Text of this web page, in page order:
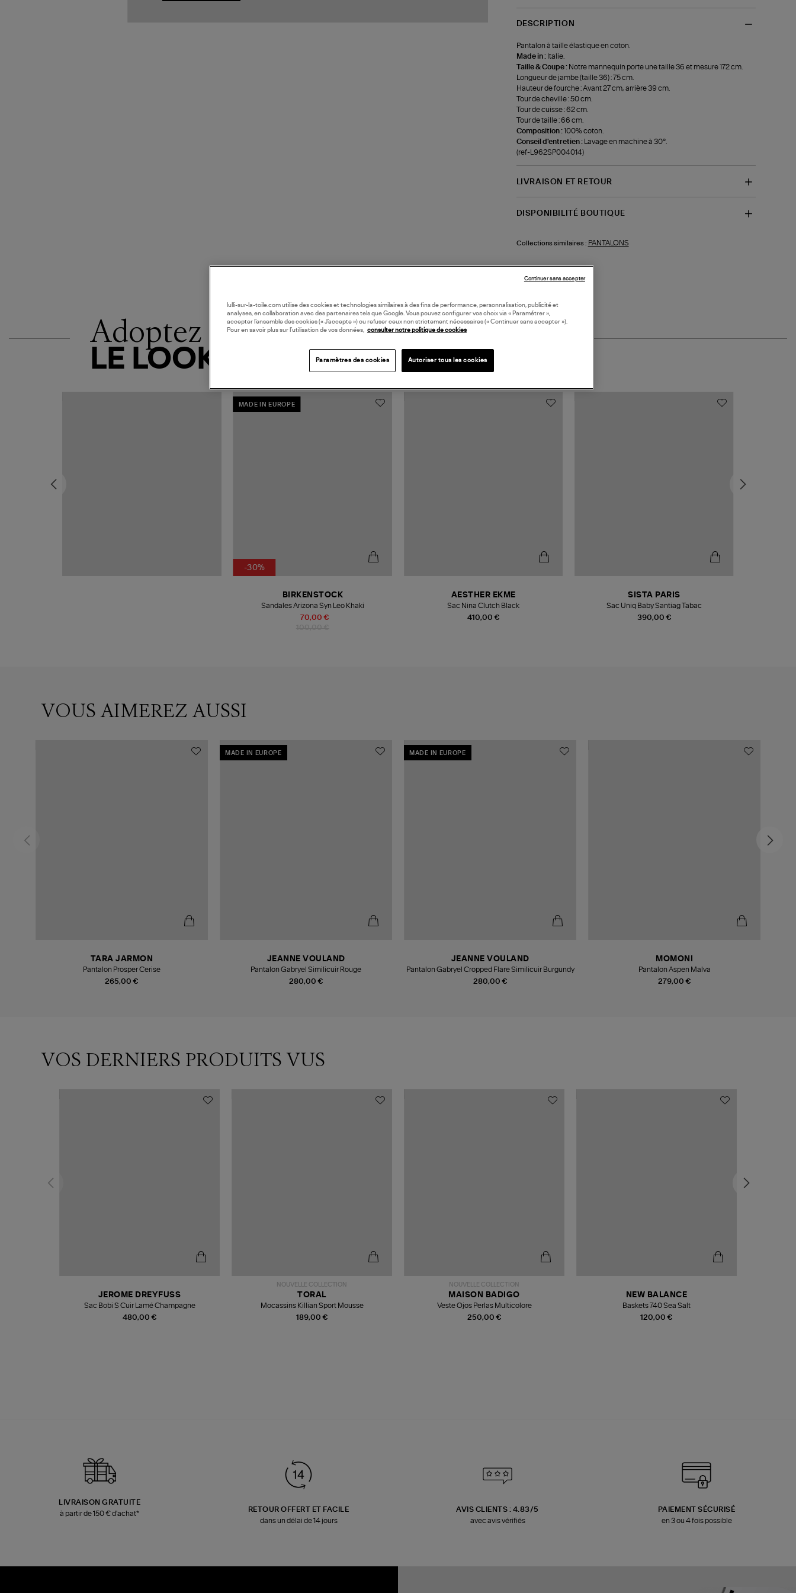
DESCRIPTION
Pantalon à taille élastique en coton.
Made in : Italie.
Taille & Coupe : Notre mannequin porte une taille 36 et mesure 172 cm.
Longueur de jambe (taille 36) : 75 cm.
Hauteur de fourche : Avant 27 cm, arrière 39 cm.
Tour de cheville : 50 cm.
Tour de cuisse : 62 cm.
Tour de taille : 66 cm.
Composition :100% coton.
Conseil d'entretien :
Lavage en machine à 30°.
(ref-L962SP004014)
LIVRAISON ET RETOUR
DISPONIBILITÉ BOUTIQUE
Collections similaires : PANTALONS
Adoptez
LE LOOK
MADE IN EUROPE
-30%
70,00 €
BIRKENSTOCK
Sandales Arizona Syn Leo Khaki
410,00 €
AESTHER EKME
Sac Nina Clutch Black
390,00 €
SISTA PARIS
Sac Uniq Baby Santiag Tabac
VOUS AIMEREZ AUSSI
265,00 €
TARA JARMON
Pantalon Prosper Cerise
MADE IN EUROPE
280,00 €
JEANNE VOULAND
Pantalon Gabryel Similicuir Rouge
MADE IN EUROPE
280,00 €
JEANNE VOULAND
Pantalon Gabryel Cropped Flare Similicuir Burgundy
279,00 €
MOMONI
Pantalon Aspen Malva
VOS DERNIERS PRODUITS VUS
480,00 €
JEROME DREYFUSS
Sac Bobi S Cuir Lamé Champagne
NOUVELLE COLLECTION
189,00 €
TORAL
Mocassins Killian Sport Mousse
NOUVELLE COLLECTION
250,00 €
MAISON BADIGO
Veste Ojos Perlas Multicolore
120,00 €
NEW BALANCE
Baskets 740 Sea Salt
LIVRAISON GRATUITE
à partir de 150 € d'achat*
RETOUR OFFERT ET FACILE
dans un délai de 14 jours
AVIS CLIENTS : 4.83/5
avec avis vérifiés
PAIEMENT SÉCURISÉ
en 3 ou 4 fois possible
lulli-sur-la-toile.com utilise des cookies et technologies similaires à des fins de performance, personnalisation, publicité et
analyses, en collaboration avec des partenaires tels que Google. Vous pouvez configurer vos choix via « Paramétrer »,
accepter l’ensemble des cookies (« J’accepte ») ou refuser ceux non strictement nécessaires (« Continuer sans accepter »).
Pour en savoir plus sur l’utilisation de vos données, consulter notre politique de cookies
Paramètres des cookies Autoriser tous les cookies
Continuer sans accepter